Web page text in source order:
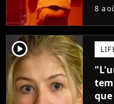
8
player2